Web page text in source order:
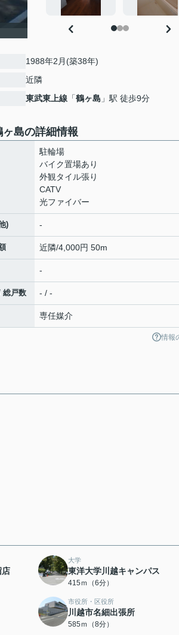
1988年2月(築38年)
近隣
東武東上線 「鶴ヶ島 」駅 徒歩9分
ヶ島の詳細情報
駐輪場
バイク置場あり
外観タイル張り
CATV
光ファイバー
) -
近隣/4,000円 50m
-
総戸数 - / -
専任媒介
情報
店
大学
東洋大学川越キャンパス
415ｍ（6分）
市役所・区役所
川越市名細出張所
585ｍ（8分）